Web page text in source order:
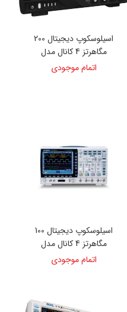
اسیلوسکوپ دیجیتال 200
مگاهرتز 4 کانال مدل
DPO-7204E
اتمام موجودی
اسیلوسکوپ دیجیتال 100
مگاهرتز 4 کانال مدل
GDS-2104A
اتمام موجودی